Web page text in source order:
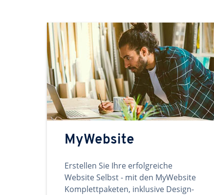
MyWebsite
Erstellen Sie Ihre erfolgreiche
Website Selbst - mit den MyWebsite
Komplettpaketen, inklusive Design-